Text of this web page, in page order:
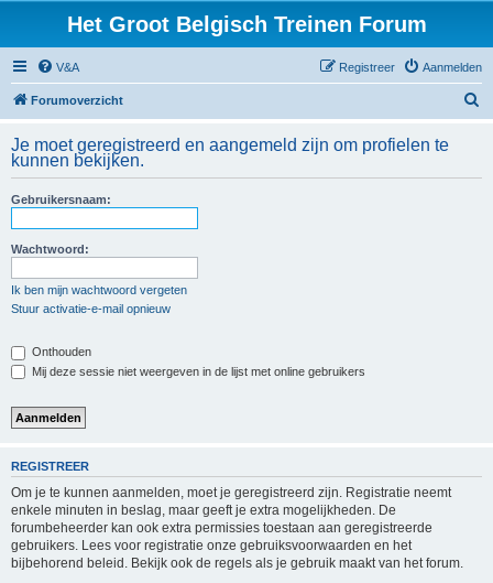
Het Groot Belgisch Treinen Forum
V&A Aanmelden
Registreer
Forumoverzicht
k
Je moet geregistreerd en aangemeld zijn om profielen te
kunnen bekijken.
Gebruikersnaam:
Wachtwoord:
Ik ben mijn wachtwoord vergeten
Stuur activatie-e-mail opnieuw
Onthouden
Mij deze sessie niet weergeven in de lijst met online gebruikers
REGISTREER
Om je te kunnen aanmelden, moet je geregistreerd zijn. Registratie neemt
enkele minuten in beslag, maar geeft je extra mogelijkheden. De
forumbeheerder kan ook extra permissies toestaan aan geregistreerde
gebruikers. Lees voor registratie onze gebruiksvoorwaarden en het
bijbehorend beleid. Bekijk ook de regels als je gebruik maakt van het forum.